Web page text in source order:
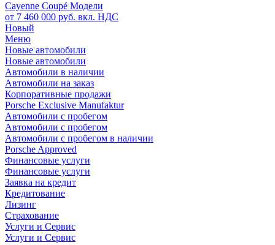
Cayenne Coupé Модели
от 7 460 000 руб. вкл. НДС
Новый
Меню
Новые автомобили
Новые автомобили
Автомобили в наличии
Автомобили на заказ
Корпоративные продажи
Porsche Exclusive Manufaktur
Автомобили с пробегом
Автомобили с пробегом
Автомобили с пробегом в наличии
Porsche Approved
Финансовые услуги
Финансовые услуги
Заявка на кредит
Кредитование
Лизинг
Страхование
Услуги и Сервис
Услуги и Сервис